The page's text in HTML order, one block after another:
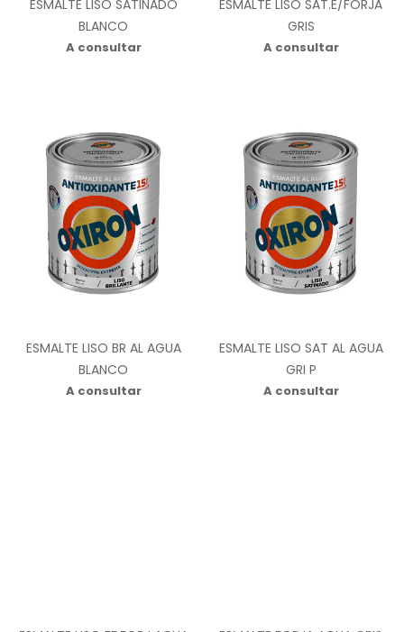
ESMALTE LISO SATINADO
BLANCO
A consultar
ESMALTE LISO SAT.E/FORJA
GRIS
A consultar
ESMALTE LISO BR AL AGUA
BLANCO
A consultar
ESMALTE LISO SAT AL AGUA
GRI P
A consultar